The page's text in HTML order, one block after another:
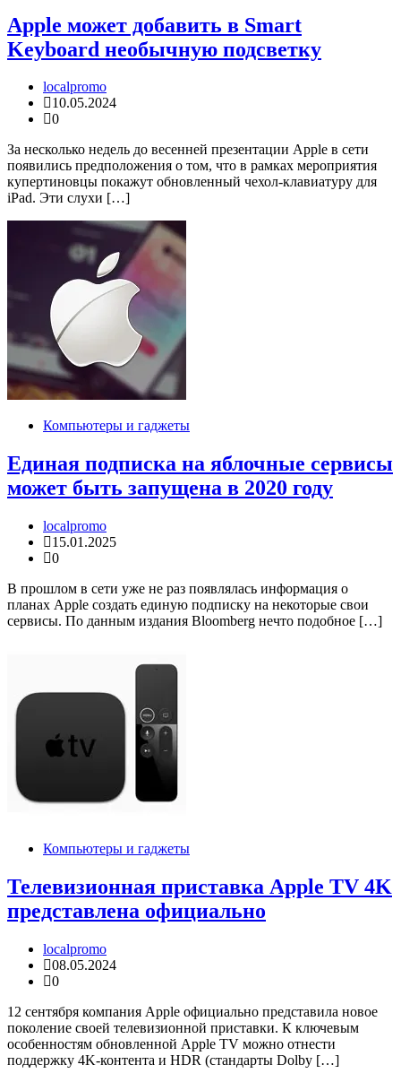
Apple может добавить в Smart
Keyboard необычную подсветку
localpromo
10.05.2024
0
За несколько недель до весенней презентации Apple в сети
появились предположения о том, что в рамках мероприятия
купертиновцы покажут обновленный чехол-клавиатуру для
iPad. Эти слухи […]
Компьютеры и гаджеты
Единая подписка на яблочные сервисы
может быть запущена в 2020 году
localpromo
15.01.2025
0
В прошлом в сети уже не раз появлялась информация о
планах Apple создать единую подписку на некоторые свои
сервисы. По данным издания Bloomberg нечто подобное […]
Компьютеры и гаджеты
Телевизионная приставка Apple TV 4K
представлена официально
localpromo
08.05.2024
0
12 сентября компания Apple официально представила новое
поколение своей телевизионной приставки. К ключевым
особенностям обновленной Apple TV можно отнести
поддержку 4K-контента и HDR (стандарты Dolby […]